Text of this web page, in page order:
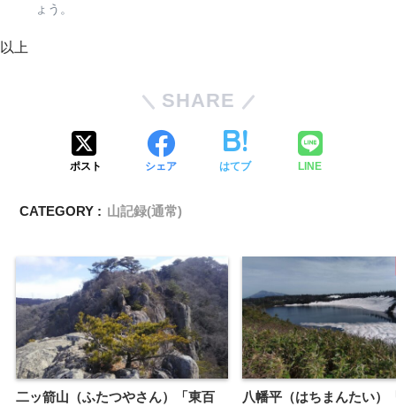
ょう。
以上
SHARE
ポスト シェア はてブ LINE
CATEGORY : 山記録(通常)
二ッ箭山（ふたつやさん）「東百
八幡平（はちまんたい）